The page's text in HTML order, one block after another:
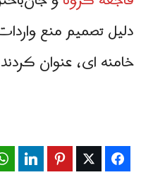
دلیل تصميم منع
خامنه‌ ای، عنوان
Facebook
Twitter
Pinterest